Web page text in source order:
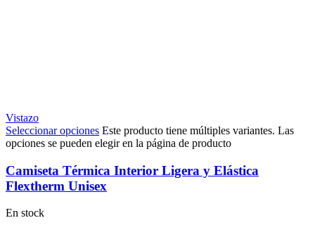
Vistazo
Seleccionar opciones Este producto tiene múltiples variantes. Las
opciones se pueden elegir en la página de producto
Camiseta Térmica Interior Ligera y Elástica
Flextherm Unisex
En stock